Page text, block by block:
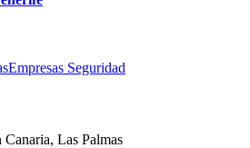
Empresas Seguridad
Canaria, Las Palmas